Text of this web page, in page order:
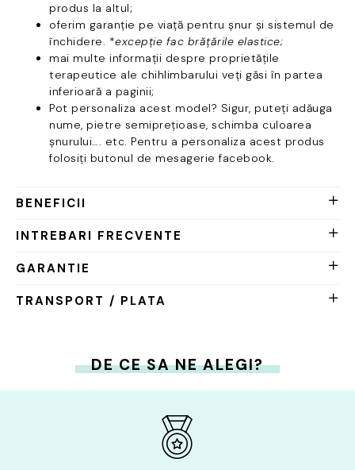
produs la altul;
oferim garanție pe viață pentru șnur și sistemul de
închidere. *excepție fac brățările elastice;
mai multe informații despre proprietățile
terapeutice ale chihlimbarului veți găsi în partea
inferioară a paginii;
Pot personaliza acest model? Sigur, puteți adăuga
nume, pietre semiprețioase, schimba culoarea
șnurului…. etc. Pentru a personaliza acest produs
folosiți butonul de mesagerie facebook.
BENEFICII
INTREBARI FRECVENTE
GARANTIE
TRANSPORT / PLATA
DE CE SA NE ALEGI?